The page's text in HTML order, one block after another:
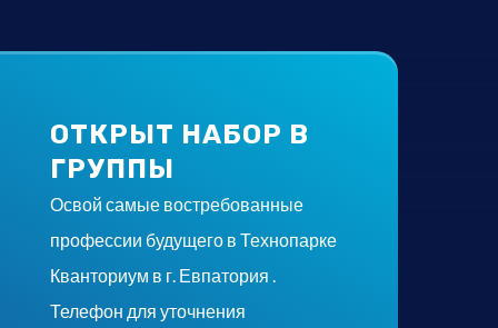
ОТКРЫТ НАБОР В
ГРУППЫ
Освой самые востребованные
профессии будущего в Технопарке
Кванториум в г. Евпатория .
Телефон для уточнения